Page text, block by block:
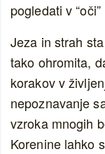
pogledati v
Jeza in strah
tako ohromita,
korakov v
nepoznavanje
vzroka mnogih
Korenine lahko